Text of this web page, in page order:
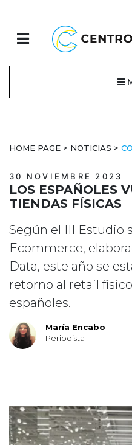
HOME PAGE > NOTICIAS >
30 NOVIEMBRE 2023
LOS ESPAÑOLES
TIENDAS FÍSICAS
Según el III Estudio
Ecommerce,
Data, este año se
retorno al retail
españoles.
María Encabo
Periodista